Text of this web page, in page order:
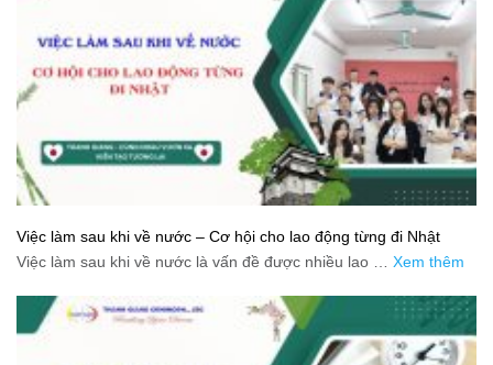
Việc làm sau khi về nước – Cơ hội cho lao động từng đi Nhật
Việc làm sau khi về nước là vấn đề được nhiều lao … Xem thêm